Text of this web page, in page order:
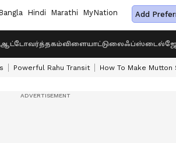
Hindi Marathi MyNation Add
ஆட்டோவர்த்தகம்விளையாட்டுலைஃப்ஸ்டைல்
Powerful Rahu Transit How To Make Mutton